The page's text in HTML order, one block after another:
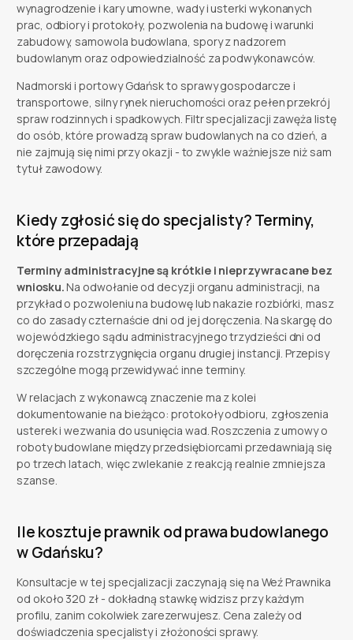
wynagrodzenie i kary umowne, wady i usterki wykonanych
prac, odbiory i protokoły, pozwolenia na budowę i warunki
zabudowy, samowola budowlana, spory z nadzorem
budowlanym oraz odpowiedzialność za podwykonawców.
Nadmorski i portowy Gdańsk to sprawy gospodarcze i
transportowe, silny rynek nieruchomości oraz pełen przekrój
spraw rodzinnych i spadkowych. Filtr specjalizacji zawęża listę
do osób, które prowadzą spraw budowlanych na co dzień, a
nie zajmują się nimi przy okazji - to zwykle ważniejsze niż sam
tytuł zawodowy.
Kiedy zgłosić się do specjalisty? Terminy,
które przepadają
Terminy administracyjne są krótkie i nieprzywracane bez
wniosku.Na odwołanie od decyzji organu administracji, na
przykład o pozwoleniu na budowę lub nakazie rozbiórki, masz
co do zasady czternaście dni od jej doręczenia. Na skargę do
wojewódzkiego sądu administracyjnego trzydzieści dni od
doręczenia rozstrzygnięcia organu drugiej instancji. Przepisy
szczególne mogą przewidywać inne terminy.
W relacjach z wykonawcą znaczenie ma z kolei
dokumentowanie na bieżąco: protokoły odbioru, zgłoszenia
usterek i wezwania do usunięcia wad. Roszczenia z umowy o
roboty budowlane między przedsiębiorcami przedawniają się
po trzech latach, więc zwlekanie z reakcją realnie zmniejsza
szanse.
Ile kosztuje prawnik od prawa budowlanego
w Gdańsku?
Konsultacje w tej specjalizacji zaczynają się na Weź Prawnika
od około 320 zł - dokładną stawkę widzisz przy każdym
profilu, zanim cokolwiek zarezerwujesz. Cena zależy od
doświadczenia specjalisty i złożoności sprawy.